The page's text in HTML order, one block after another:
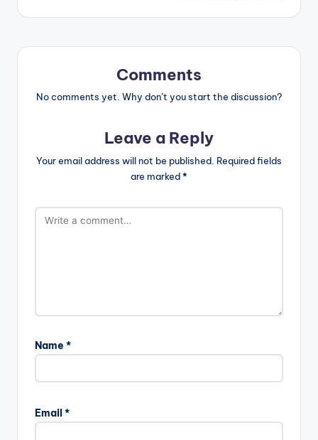
Comments
No comments yet. Why don’t you start the discussion?
Leave a Reply
Your email address will not be published. Required fields
are marked*
Name *
Email *